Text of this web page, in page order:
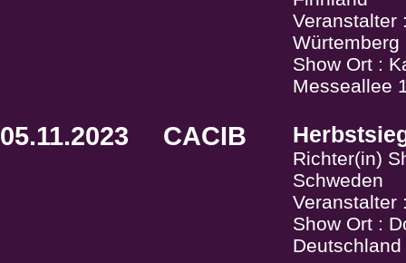
Veranstalter
Würtemberg
Show Ort :
Messeallee
05.11.2023 CACIB
Richter(in)
Schweden
Veranstalter
Show Ort :
Deutschland